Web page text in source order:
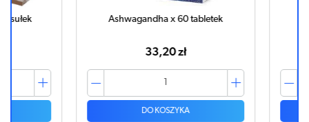
Ashwagandha x 60 tabletek
33,20 zł
DO KOSZYKA